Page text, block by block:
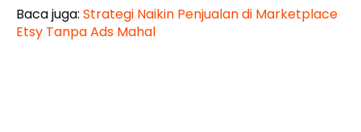
Baca juga: Strategi Naikin Penjualan di Marketplace
Etsy Tanpa Ads Mahal